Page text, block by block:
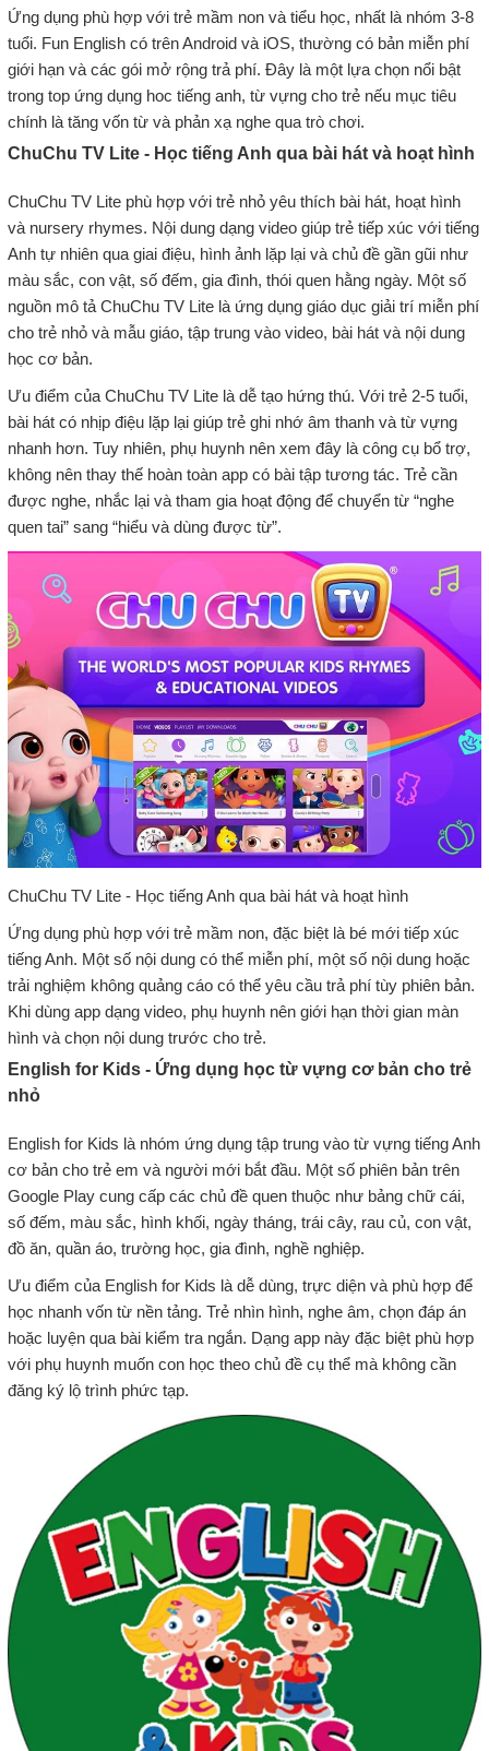
Ứng dụng phù hợp với trẻ mầm non và tiểu học, nhất là nhóm 3-8
tuổi. Fun English có trên Android và iOS, thường có bản miễn phí
giới hạn và các gói mở rộng trả phí. Đây là một lựa chọn nổi bật
trong top ứng dụng hoc tiếng anh, từ vựng cho trẻ nếu mục tiêu
chính là tăng vốn từ và phản xạ nghe qua trò chơi.
ChuChu TV Lite - Học tiếng Anh qua bài hát và hoạt hình
ChuChu TV Lite phù hợp với trẻ nhỏ yêu thích bài hát, hoạt hình
và nursery rhymes. Nội dung dạng video giúp trẻ tiếp xúc với tiếng
Anh tự nhiên qua giai điệu, hình ảnh lặp lại và chủ đề gần gũi như
màu sắc, con vật, số đếm, gia đình, thói quen hằng ngày. Một số
nguồn mô tả ChuChu TV Lite là ứng dụng giáo dục giải trí miễn phí
cho trẻ nhỏ và mẫu giáo, tập trung vào video, bài hát và nội dung
học cơ bản.
Ưu điểm của ChuChu TV Lite là dễ tạo hứng thú. Với trẻ 2-5 tuổi,
bài hát có nhịp điệu lặp lại giúp trẻ ghi nhớ âm thanh và từ vựng
nhanh hơn. Tuy nhiên, phụ huynh nên xem đây là công cụ bổ trợ,
không nên thay thế hoàn toàn app có bài tập tương tác. Trẻ cần
được nghe, nhắc lại và tham gia hoạt động để chuyển từ “nghe
quen tai” sang “hiểu và dùng được từ”.
ChuChu TV Lite - Học tiếng Anh qua bài hát và hoạt hình
Ứng dụng phù hợp với trẻ mầm non, đặc biệt là bé mới tiếp xúc
tiếng Anh. Một số nội dung có thể miễn phí, một số nội dung hoặc
trải nghiệm không quảng cáo có thể yêu cầu trả phí tùy phiên bản.
Khi dùng app dạng video, phụ huynh nên giới hạn thời gian màn
hình và chọn nội dung trước cho trẻ.
English for Kids - Ứng dụng học từ vựng cơ bản cho trẻ
nhỏ
English for Kids là nhóm ứng dụng tập trung vào từ vựng tiếng Anh
cơ bản cho trẻ em và người mới bắt đầu. Một số phiên bản trên
Google Play cung cấp các chủ đề quen thuộc như bảng chữ cái,
số đếm, màu sắc, hình khối, ngày tháng, trái cây, rau củ, con vật,
đồ ăn, quần áo, trường học, gia đình, nghề nghiệp.
Ưu điểm của English for Kids là dễ dùng, trực diện và phù hợp để
học nhanh vốn từ nền tảng. Trẻ nhìn hình, nghe âm, chọn đáp án
hoặc luyện qua bài kiểm tra ngắn. Dạng app này đặc biệt phù hợp
với phụ huynh muốn con học theo chủ đề cụ thể mà không cần
đăng ký lộ trình phức tạp.